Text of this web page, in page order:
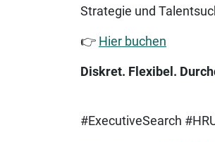
Strategie und
👉 Hier buchen
Diskret. Flexibel.
#ExecutiveSearch